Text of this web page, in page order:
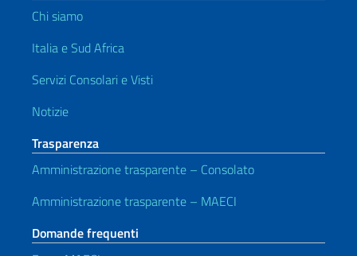
Chi siamo
Italia e Sud Africa
Servizi Consolari e Visti
Notizie
Trasparenza
Amministrazione trasparente – Consolato
Amministrazione trasparente – MAECI
Domande frequenti